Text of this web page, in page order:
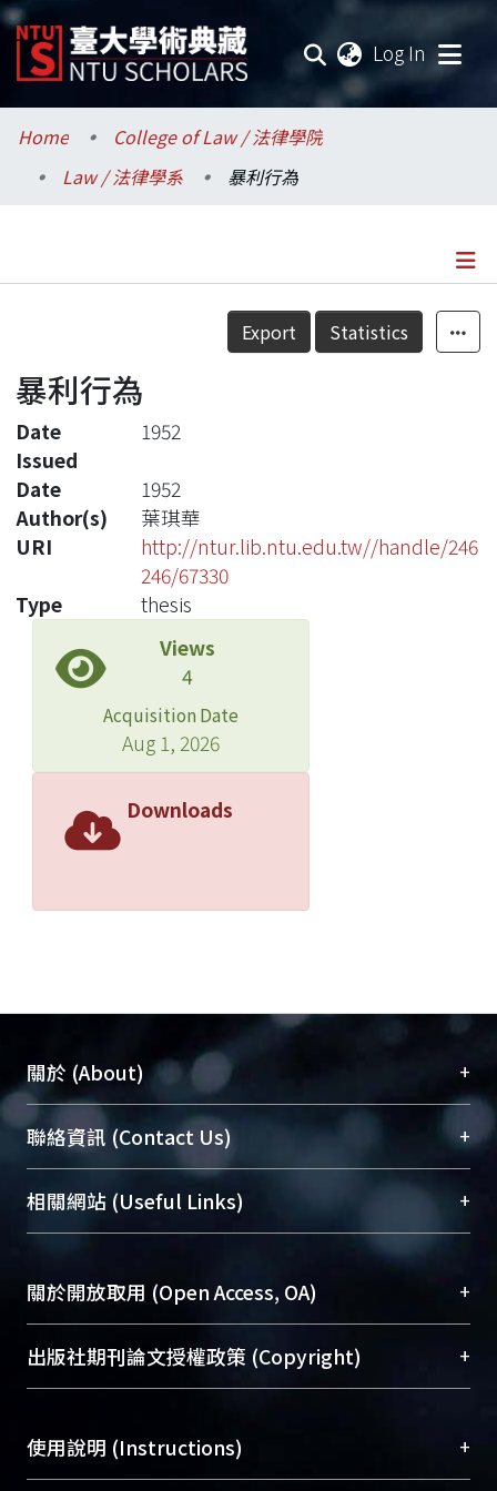
Log In
Communities & Collections
Research Outputs
Statistics
Home
College of Law / 法律學院
Law / 法律學系
暴利行為
Details
Export Statistics
暴利行為
Date
Issued
1952
Date
1952
Author(s)
葉琪華
URI
http://ntur.lib.ntu.edu.tw//handle/246
246/67330
Type
thesis
Views
4
Acquisition Date
Aug 1, 2026
Downloads
關於 (About) +
臺大位居世界頂尖大學之列，為永久珍藏及向國際
展現本校豐碩的研究成果及學術能量，圖書館整合
機構典藏（NTUR）與學術庫（AH）不同功能平
台，成為臺大學術典藏NTU scholars。期能整合研
究能量、促進交流合作、保存學術產出、推廣研究
成果。
To permanently archive and promote researcher
profiles and scholarly works, Library integrates the
services of “NTU Repository” with “Academic
聯絡資訊 (Contact Us) +
總館學科館員(Main Library)
醫學圖書館學科館員(Medical Library)
(Social
Sciences Library)
相關網站 (Useful Links) +
關於開放取用 (Open Access, OA) +
開放取用是從使用者角度提升資訊取用性的社會運
動，應用在學術研究上是透過將研究著作公開供使
用逐年攀升。同時可加速研究發展、提升研究影響
出版社期刊論文授權政策 (Copyright) +
含部分內容的版權非匯入者所有，或由第三方贊
助與合作完成，請確認該版權所有者及第三方同
使用說明 (Instructions) +